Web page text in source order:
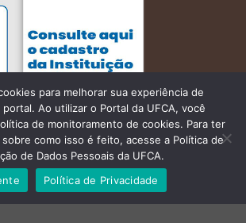
para melhorar sua experiência de
portal. Ao utilizar o Portal da UFCA, você
de monitoramento de cookies. Para ter
como isso é feito, acesse a Política de
de Dados Pessoais da UFCA.
Política de Privacidade